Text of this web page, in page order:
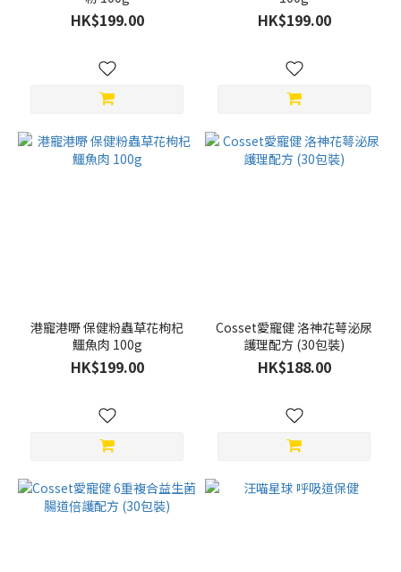
HK$199.00 HK$199.00
港寵港嘢 保健粉蟲草花枸杞
鱷魚肉 100g
HK$199.00
Cosset愛寵健 洛神花萼泌尿
護理配方 (30包裝)
HK$188.00